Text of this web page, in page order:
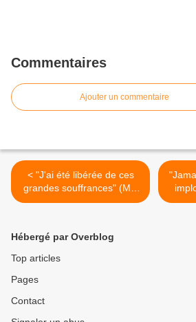
Commentaires
Ajouter un commentaire
< "J'ai été libérée de ces
grandes souffrances" (Mai
2008) TEMOIGNAGE
(13/
Hébergé par Overblog
Top articles
Pages
Contact